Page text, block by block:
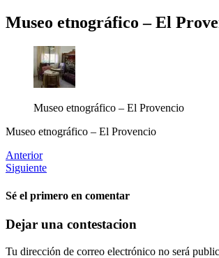
Museo etnográfico – El
Museo etnográfico – El Provencio
Museo etnográfico – El Provencio
Anterior
Siguiente
Sé el primero en comentar
Dejar una contestacion
Tu dirección de correo electrónico no será